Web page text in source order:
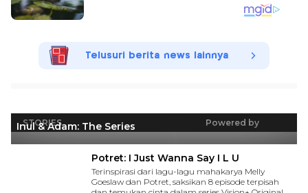
Telusuri berita news lainnya